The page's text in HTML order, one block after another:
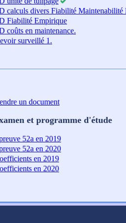
calculs divers Fiabilité
Fiabilité Empirique
coûts en maintenance.
surveillé 1.
un document
et programme d'étude
52a en 2019
52a en 2020
en 2019
en 2020